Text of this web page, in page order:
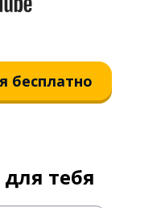
бесплатно
тебя